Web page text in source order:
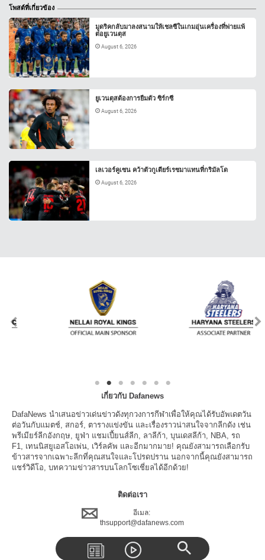
โพสต์ที่เกี่ยวข้อง
มูดริคกลับมาลงสนามให้เชลซีในเกมอุ่นเครื่องที่พ่ายแพ้
ต่อยูเวนตุส
August 6, 2026
ยูเวนตุสต้องการยืมตัว ซิร์กซี
August 6, 2026
เลเวอร์คูเซน คว้าตัวกูเตียร์เรซมาแทนที่กริมัลโด
August 6, 2026
เกี่ยวกับ Dafanews
DafaNews นำเสนอข่าวเด่นข่าวดังทุกวงการกีฬาเพื่อให้คุณได้รับอัพเดตวัน
ต่อวันกับแมตช์, สกอร์, ตารางแข่งขัน และเรื่องราวน่าสนใจจากลีกดัง เช่น
พรีเมียร์ลีกอังกฤษ, ยูฟ่า แชมเปี้ยนส์ลีก, ลาลีก้า, บุนเดสลีก้า, NBA, รถ
F1, เทนนิสยูเอสโอเพ่น, เวิร์ลคัพ และอีกมากมาย! คุณยังสามารถเลือกรับ
ข้าวสารจากเฉพาะลีกที่คุณสนใจและโปรดปราน นอกจากนี้คุณยังสามารถ
แชร์วิดีโอ, บทความข่าวสารบนโลกโซเชี่ยลได้อีกด้วย!
ติดต่อเรา
อีเมล:
thsupport@dafanews.com